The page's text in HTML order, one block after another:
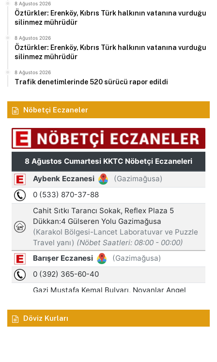
8 Ağustos 2026
Öztürkler: Erenköy, Kıbrıs Türk halkının vatanına vurduğu
silinmez mührüdür
8 Ağustos 2026
Öztürkler: Erenköy, Kıbrıs Türk halkının vatanına vurduğu
silinmez mührüdür
8 Ağustos 2026
Trafik denetimlerinde 520 sürücü rapor edildi
Nöbetçi Eczaneler
Döviz Kurları